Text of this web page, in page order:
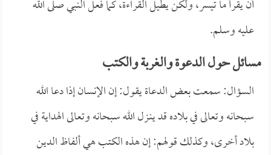
أن يقرأ ما تيسر، ولكن يطيل القراءة، كما فعل النبي صلى الله
عليه وسلم.
مسائل حول الدعوة والغربة والكتب
السؤال: سمعت بعض الدعاة يقول: إن الإنسان إذا دعا الله
سبحانه وتعالى في بلاده قد ينـزل الله سبحانه وتعالى الهداية في
بلاد أخرى، وكذلك قولهم: إن هذه الكتب هي ألفاظ الدين